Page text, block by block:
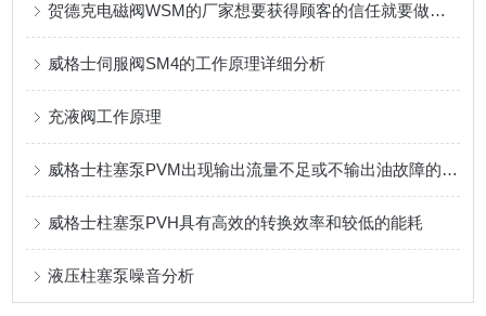
贺德克电磁阀WSM的厂家想要获得顾客的信任就要做到这三点
威格士伺服阀SM4的工作原理详细分析
充液阀工作原理
威格士柱塞泵PVM出现输出流量不足或不输出油故障的解决方法
威格士柱塞泵PVH具有高效的转换效率和较低的能耗
液压柱塞泵噪音分析